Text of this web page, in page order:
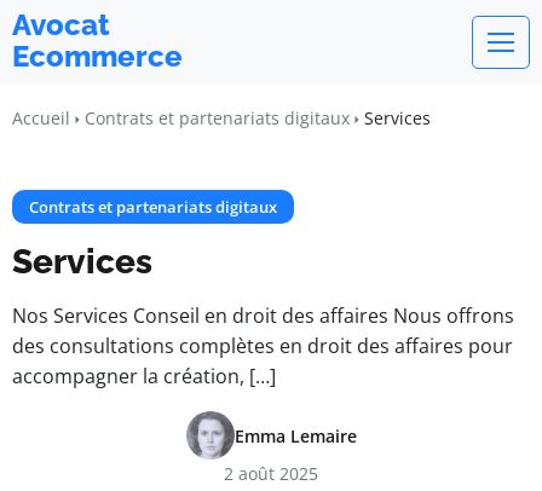
Avocat
Ecommerce
Accueil Contrats et partenariats digitaux Services
Contrats et partenariats digitaux
Services
Nos Services Conseil en droit des affaires Nous offrons
des consultations complètes en droit des affaires pour
accompagner la création, […]
Emma Lemaire
2 août 2025